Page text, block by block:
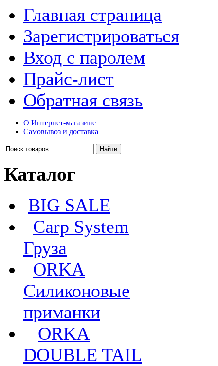
Главная страница
Зарегистрироваться
Вход с паролем
Прайс-лист
Обратная связь
О Интернет-магазине
Самовывоз и доставка
Каталог
BIG SALE
Carp System
Груза
ORKA
Силиконовые
приманки
ORKA
DOUBLE TAIL